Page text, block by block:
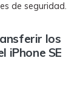
de seguridad.
los
iPhone SE